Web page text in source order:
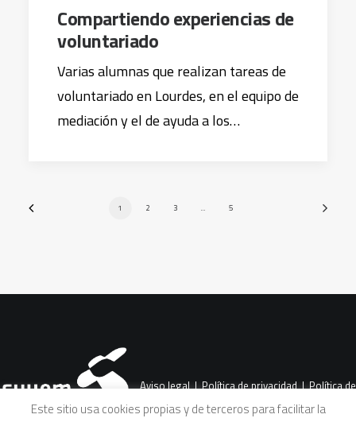
Compartiendo experiencias de
voluntariado
Varias alumnas que realizan tareas de
voluntariado en Lourdes, en el equipo de
mediación y el de ayuda a los…
1 2 3 … 5
Aviso legal|Política de privacidad|Política de
Este sitio usa cookies propias y de terceros para facilitar la